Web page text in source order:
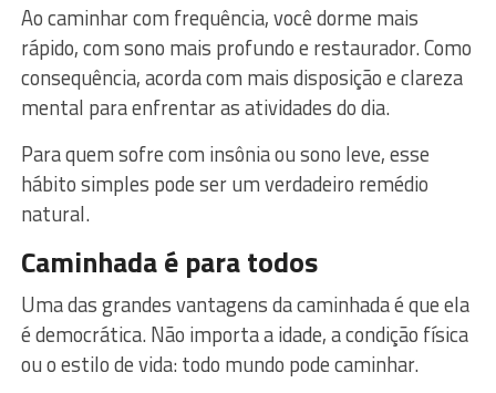
Ao caminhar com frequência, você dorme mais
rápido, com sono mais profundo e restaurador. Como
consequência, acorda com mais disposição e clareza
mental para enfrentar as atividades do dia.
Para quem sofre com insônia ou sono leve, esse
hábito simples pode ser um verdadeiro remédio
natural.
Caminhada é para todos
Uma das grandes vantagens da caminhada é que ela
é democrática. Não importa a idade, a condição física
ou o estilo de vida: todo mundo pode caminhar.